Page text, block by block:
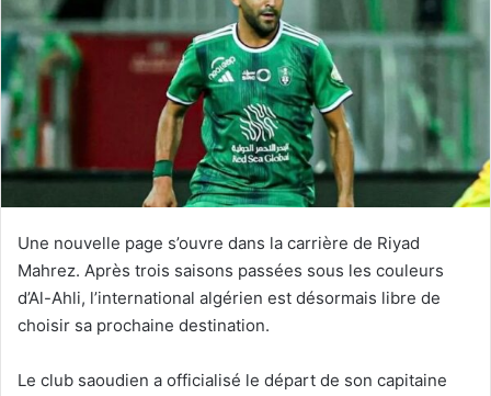
Une nouvelle page s’ouvre dans la carrière de Riyad
Mahrez. Après trois saisons passées sous les couleurs
d’Al-Ahli, l’international algérien est désormais libre de
choisir sa prochaine destination.
Le club saoudien a officialisé le départ de son capitaine